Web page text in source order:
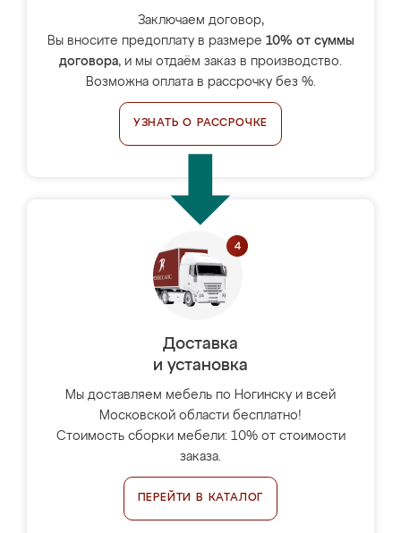
Заключаем договор,
Вы вносите предоплату в размере 10% от суммы
договора, и мы отдаём заказ в производство.
Возможна оплата в рассрочку без %.
УЗНАТЬ О РАССРОЧКЕ
Доставка
и установка
Мы доставляем мебель по Ногинску и всей
Московской области бесплатно!
Стоимость сборки мебели: 10% от стоимости
заказа.
ПЕРЕЙТИ В КАТАЛОГ